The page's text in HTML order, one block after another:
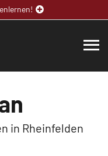
in Rheinfelden